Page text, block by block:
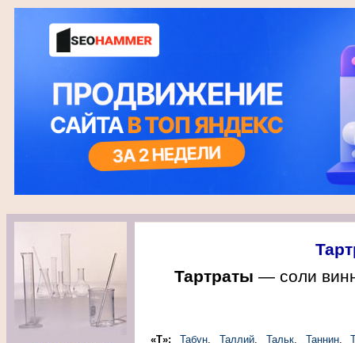
Тартраты — соли
«Т»: Табун, Таллий, Тальк, Таннин,